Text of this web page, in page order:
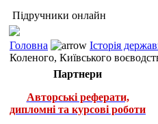
Підручники онлайн
Головна Історія
Коленого, Київського
Партнери
Авторські реферати,
дипломні та курсові роботи